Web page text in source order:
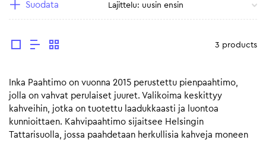
Suodata
3 products
Inka Paahtimo on vuonna 2015 perustettu pienpaahtimo,
jolla on vahvat perulaiset juuret. Valikoima keskittyy
kahveihin, jotka on tuotettu laadukkaasti ja luontoa
kunnioittaen. Kahvipaahtimo sijaitsee Helsingin
Tattarisuolla, jossa paahdetaan herkullisia kahveja moneen